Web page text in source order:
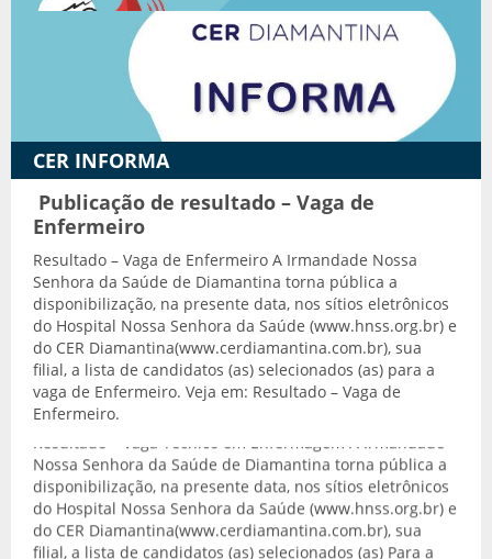
Cinoterapia
Triagem Auditiva Neonatal - TAN
Transporte adaptado
CER INFORMA
Publicação de resultado – Vaga de
Enfermeiro
Resultado – Vaga de Enfermeiro A Irmandade Nossa
Senhora da Saúde de Diamantina torna pública a
disponibilização, na presente data, nos sítios eletrônicos
do Hospital Nossa Senhora da Saúde (www.hnss.org.br) e
do CER Diamantina(www.cerdiamantina.com.br), sua
filial, a lista de candidatos (as) selecionados (as) para a
vaga de Enfermeiro. Veja em: Resultado – Vaga de
Enfermeiro.